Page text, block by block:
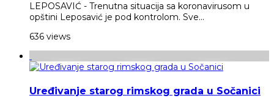
LEPOSAVIĆ - Trenutna situacija sa koronavirusom u
opštini Leposavić je pod kontrolom. Sve...
636 views
Uređivanje starog rimskog grada u Sočanici